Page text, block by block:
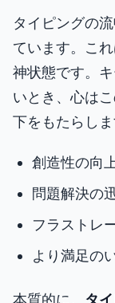
タイピングの
ています。こ
神状態です。
いとき、心は
下をもたらしま
創造性の向
問題解決の
フラストレ
より満足の
本質的に、 タ